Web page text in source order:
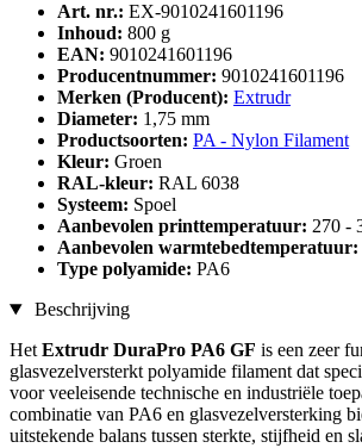
Art. nr.: EX-9010241601196
Inhoud: 800 g
EAN: 9010241601196
Producentnummer: 9010241601196
Merken (Producent): Extrudr
Diameter: 1,75 mm
Productsoorten: PA - Nylon Filament
Kleur: Groen
RAL-kleur: RAL 6038
Systeem: Spoel
Aanbevolen printtemperatuur: 270 -
Aanbevolen warmtebedtemperatuur:
Type polyamide: PA6
Beschrijving
Het Extrudr DuraPro PA6 GF is een zeer
glasvezelversterkt polyamide filament dat
voor veeleisende technische en industriële
combinatie van PA6 en glasvezelversterking
uitstekende balans tussen sterkte, stijfheid en